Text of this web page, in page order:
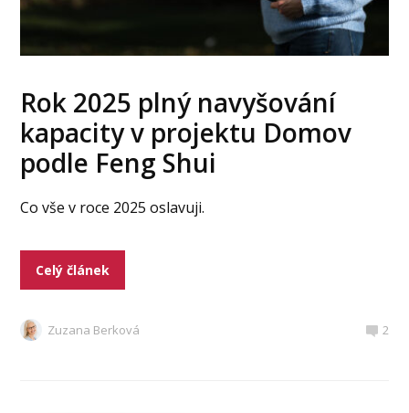
Rok 2025 plný navyšování
kapacity v projektu Domov
podle Feng Shui
Co vše v roce 2025 oslavuji.
Celý článek
Zuzana Berková 2